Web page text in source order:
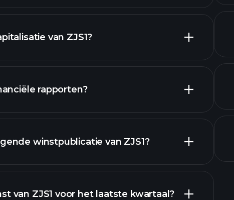
ZJS1 grafiek.
van ZJS1?
onze lijst van aandelen
rapporten?
financiële gegevens
winstpublicatie van ZJS1?
Winstkalender
van ZJS1 voor het laatste kwartaal?